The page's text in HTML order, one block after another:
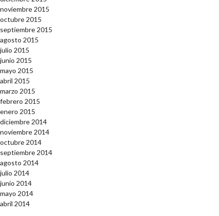
noviembre 2015
octubre 2015
septiembre 2015
agosto 2015
julio 2015
junio 2015
mayo 2015
abril 2015
marzo 2015
febrero 2015
enero 2015
diciembre 2014
noviembre 2014
octubre 2014
septiembre 2014
agosto 2014
julio 2014
junio 2014
mayo 2014
abril 2014